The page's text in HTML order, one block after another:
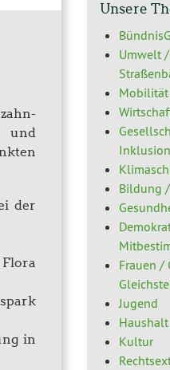
und
der
in
Unsere
Umwelt
Mobilität
Inklusion
Bildung
Frauen /
Jugend
Kultur